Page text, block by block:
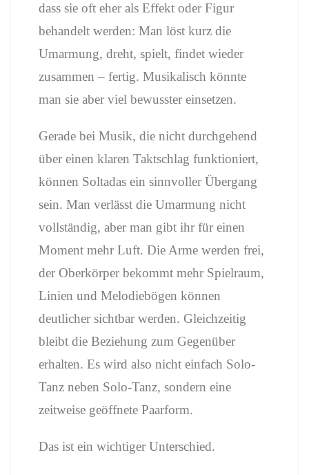
dass sie oft eher als Effekt oder Figur
behandelt werden: Man löst kurz die
Umarmung, dreht, spielt, findet wieder
zusammen – fertig. Musikalisch könnte
man sie aber viel bewusster einsetzen.
Gerade bei Musik, die nicht durchgehend
über einen klaren Taktschlag funktioniert,
können Soltadas ein sinnvoller Übergang
sein. Man verlässt die Umarmung nicht
vollständig, aber man gibt ihr für einen
Moment mehr Luft. Die Arme werden frei,
der Oberkörper bekommt mehr Spielraum,
Linien und Melodiebögen können
deutlicher sichtbar werden. Gleichzeitig
bleibt die Beziehung zum Gegenüber
erhalten. Es wird also nicht einfach Solo-
Tanz neben Solo-Tanz, sondern eine
zeitweise geöffnete Paarform.
Das ist ein wichtiger Unterschied.